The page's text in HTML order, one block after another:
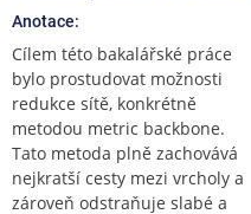
Anotace:
Cílem této bakalářské práce
bylo prostudovat možnosti
redukce sítě, konkrétně
metodou metric backbone.
Tato metoda plně zachovává
nejkratší cesty mezi vrcholy a
zároveň odstraňuje slabé a